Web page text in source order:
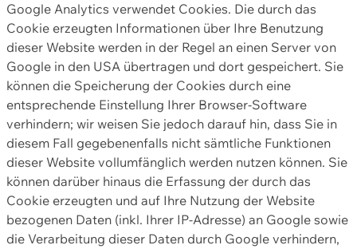
Google Analytics verwendet Cookies. Die durch das
Cookie erzeugten Informationen über Ihre Benutzung
dieser Website werden in der Regel an einen Server von
Google in den USA übertragen und dort gespeichert. Sie
können die Speicherung der Cookies durch eine
entsprechende Einstellung Ihrer Browser-Software
verhindern; wir weisen Sie jedoch darauf hin, dass Sie in
diesem Fall gegebenenfalls nicht sämtliche Funktionen
dieser Website vollumfänglich werden nutzen können. Sie
können darüber hinaus die Erfassung der durch das
Cookie erzeugten und auf Ihre Nutzung der Website
bezogenen Daten (inkl. Ihrer IP-Adresse) an Google sowie
die Verarbeitung dieser Daten durch Google verhindern,